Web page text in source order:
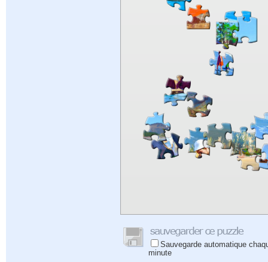
Sauvegarde automatique
minute